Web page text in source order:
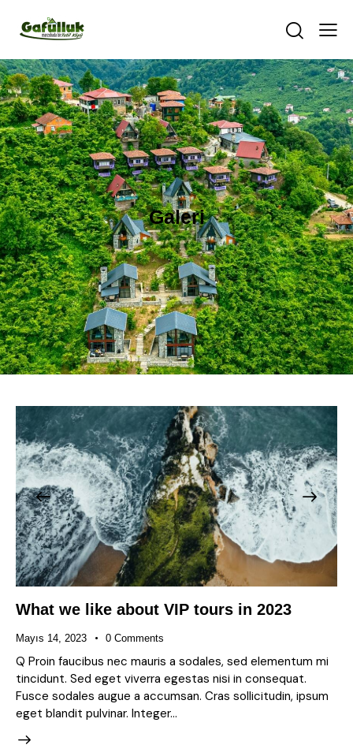
Galeri
What we like about VIP tours in 2023
Mayıs 14, 2023 0 Comments
Q Proin faucibus nec mauris a sodales, sed elementum mi
tincidunt. Sed eget viverra egestas nisi in consequat.
Fusce sodales augue a accumsan. Cras sollicitudin, ipsum
eget blandit pulvinar. Integer…